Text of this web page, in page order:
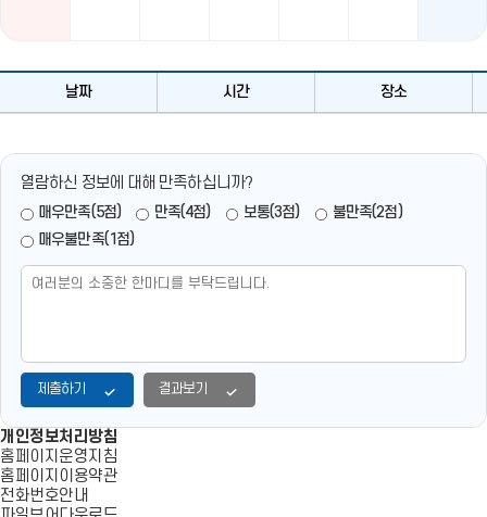
짜
날짜 시간 장소
열람하신 정보에 대해 만족하십니까?
매우만족(5점) 만족(4점) 보통(3점)
불만족(2점)
매우불만족(1점)
제출하기 결과보기
개인정보처리방침
홈페이지운영지침
홈페이지이용약관
전화번호안내